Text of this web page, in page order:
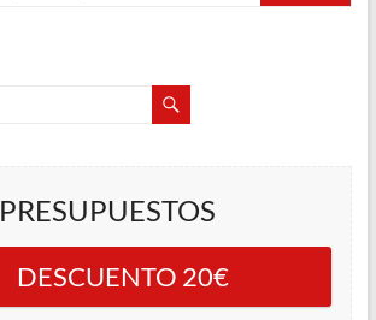
PRESUPUESTOS
DESCUENTO 20€